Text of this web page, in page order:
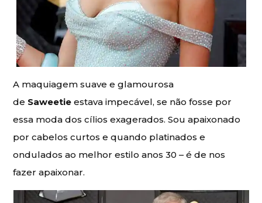
A maquiagem suave e glamourosa
de Saweetie estava impecável, se não fosse por
essa moda dos cílios exagerados. Sou apaixonado
por cabelos curtos e quando platinados e
ondulados ao melhor estilo anos 30 – é de nos
fazer apaixonar.